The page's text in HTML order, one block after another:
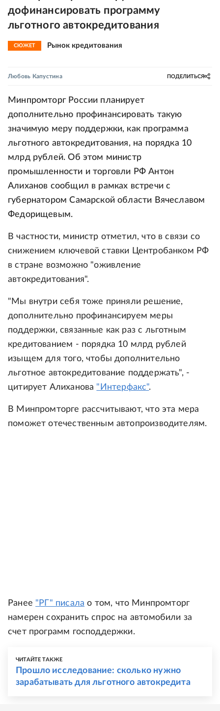
дофинансировать программу
льготного автокредитования
СЮЖЕТ Рынок кредитования
Любовь Капустина ПОДЕЛИТЬСЯ
Минпромторг России планирует
дополнительно профинансировать такую
значимую меру поддержки, как программа
льготного автокредитования, на порядка 10
млрд рублей. Об этом министр
промышленности и торговли РФ Антон
Алиханов сообщил в рамках встречи с
губернатором Самарской области Вячеславом
Федорищевым.
В частности, министр отметил, что в связи со
снижением ключевой ставки Центробанком РФ
в стране возможно "оживление
автокредитования".
"Мы внутри себя тоже приняли решение,
дополнительно профинансируем меры
поддержки, связанные как раз с льготным
кредитованием - порядка 10 млрд рублей
изыщем для того, чтобы дополнительно
льготное автокредитование поддержать", -
цитирует Алиханова "Интерфакс".
В Минпромторге рассчитывают, что эта мера
поможет отечественным автопроизводителям.
Ранее "РГ" писала о том, что Минпромторг
намерен сохранить спрос на автомобили за
счет программ господдержки.
ЧИТАЙТЕ ТАКЖЕ
Прошло исследование: сколько нужно
зарабатывать для льготного автокредита